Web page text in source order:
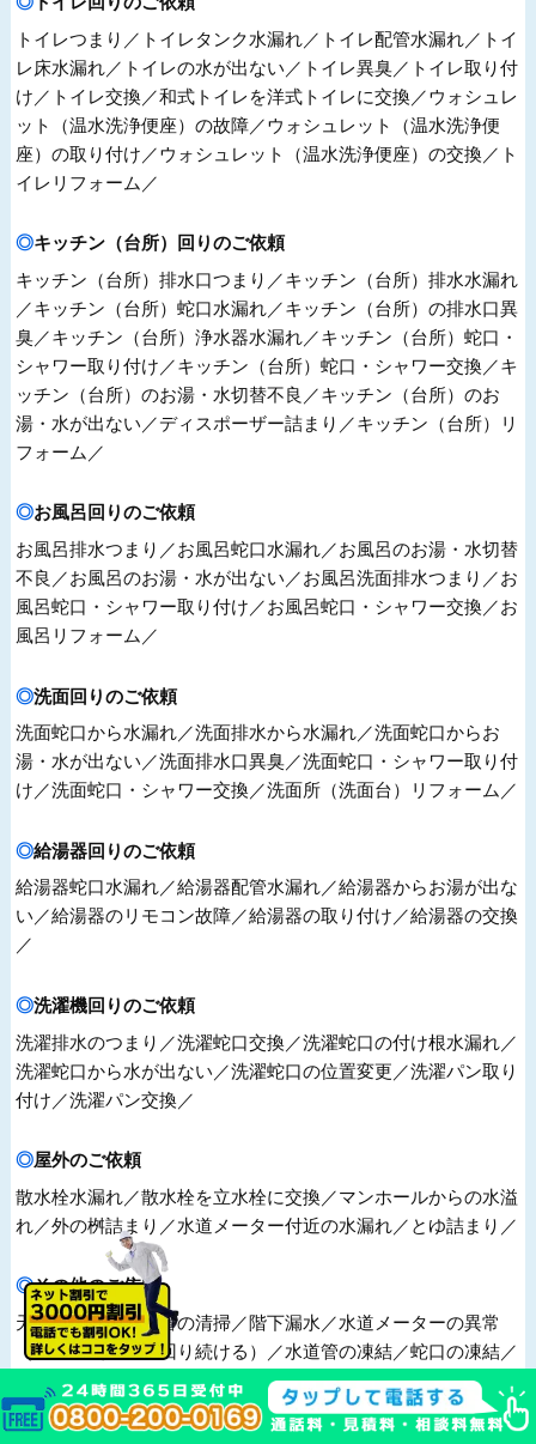
トイレつまり／トイレタンク水漏れ／トイレ配管水漏れ／トイ
レ床水漏れ／トイレの水が出ない／トイレ異臭／トイレ取り付
け／トイレ交換／和式トイレを洋式トイレに交換／ウォシュレ
ット（温水洗浄便座）の故障／ウォシュレット（温水洗浄便
座）の取り付け／ウォシュレット（温水洗浄便座）の交換／ト
イレリフォーム／
キッチン（台所）回りのご依頼
キッチン（台所）排水口つまり／キッチン（台所）排水水漏れ
／キッチン（台所）蛇口水漏れ／キッチン（台所）の排水口異
臭／キッチン（台所）浄水器水漏れ／キッチン（台所）蛇口・
シャワー取り付け／キッチン（台所）蛇口・シャワー交換／キ
ッチン（台所）のお湯・水切替不良／キッチン（台所）のお
湯・水が出ない／ディスポーザー詰まり／キッチン（台所）リ
フォーム／
お風呂回りのご依頼
お風呂排水つまり／お風呂蛇口水漏れ／お風呂のお湯・水切替
不良／お風呂のお湯・水が出ない／お風呂洗面排水つまり／お
風呂蛇口・シャワー取り付け／お風呂蛇口・シャワー交換／お
風呂リフォーム／
洗面回りのご依頼
洗面蛇口から水漏れ／洗面排水から水漏れ／洗面蛇口からお
湯・水が出ない／洗面排水口異臭／洗面蛇口・シャワー取り付
け／洗面蛇口・シャワー交換／洗面所（洗面台）リフォーム／
給湯器回りのご依頼
給湯器蛇口水漏れ／給湯器配管水漏れ／給湯器からお湯が出な
い／給湯器のリモコン故障／給湯器の取り付け／給湯器の交換
／
洗濯機回りのご依頼
洗濯排水のつまり／洗濯蛇口交換／洗濯蛇口の付け根水漏れ／
洗濯蛇口から水が出ない／洗濯蛇口の位置変更／洗濯パン取り
付け／洗濯パン交換／
屋外のご依頼
散水栓水漏れ／散水栓を立水栓に交換／マンホールからの水溢
れ／外の桝詰まり／水道メーター付近の水漏れ／とゆ詰まり／
その他のご依頼
天井水漏れ／排水管の清掃／階下漏水／水道メーターの異常
（水道未使用時に回り続ける）／水道管の凍結／蛇口の凍結／